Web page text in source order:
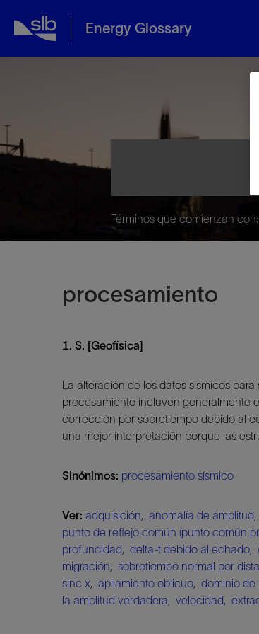
Energy Glossary
Términos que comienzan con:
procesamiento
1. S. [Geofísica]
La alteración de los datos sísmicos
procesamiento incluyen generalmente
corrección por sobretiempo debido al
una mejor interpretación porque las
Sinónimos: procesamiento sísmico
Ver: adquisición, anomalía de amplitud,
punto de reflejo común (punto común
profundidad, delta-t debido al echado,
migración, sobretiempo normal por
sinc x, apilamiento oblicuo, dominio
la amplitud verdadera, velocidad,